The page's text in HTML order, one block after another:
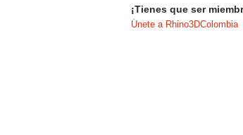
¡Tienes que ser
Únete a Rhino3DColombia